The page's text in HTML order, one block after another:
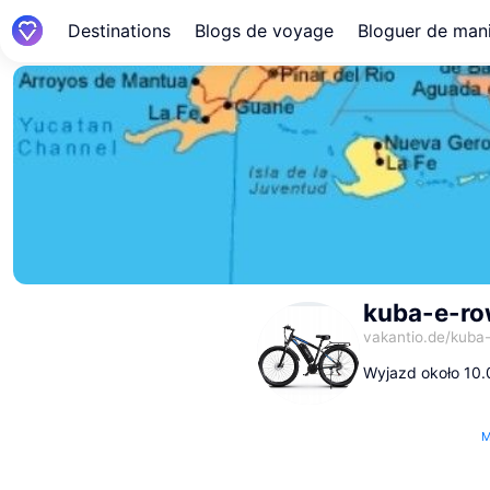
Destinations Blogs de voyage Bloguer de
kuba-e-
vakantio.de/
Wyjazd około